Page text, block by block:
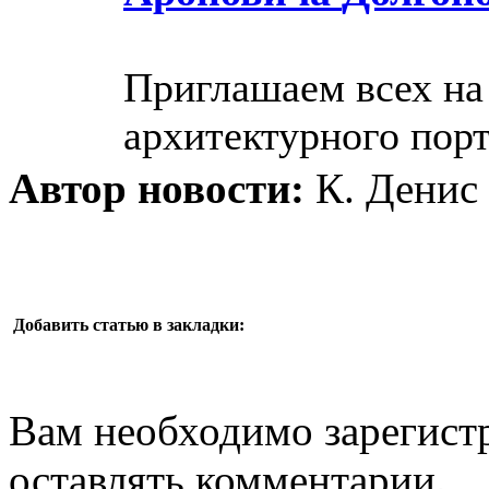
Приглашаем всех
архитектурного
Автор новости: К. Денис
Добавить статью в закладки:
Вам необходимо
оставлять комментарии.